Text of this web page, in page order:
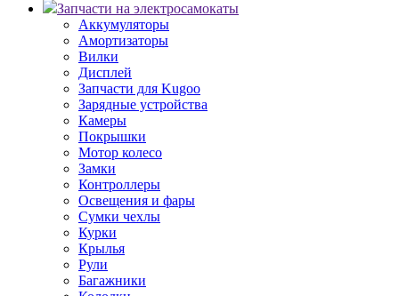
Запчасти на электросамокаты
Аккумуляторы
Амортизаторы
Вилки
Дисплей
Запчасти для Kugoo
Зарядные устройства
Камеры
Покрышки
Мотор колесо
Замки
Контроллеры
Освещения и фары
Сумки чехлы
Курки
Крылья
Рули
Багажники